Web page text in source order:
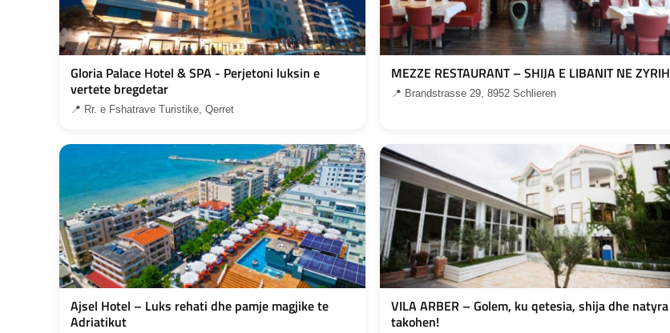
Gloria Palace Hotel & SPA - Perjetoni luksin e
vertete bregdetar
📍 Rr. e Fshatrave Turistike, Qerret
MEZZE RESTAURANT – SHIJA E LIBANIT NE ZYRIH
📍 Brandstrasse 29, 8952 Schlieren
Ajsel Hotel – Luks rehati dhe pamje magjike te
Adriatikut
VILA ARBER – Golem, ku qetesia, shija dhe natyra
takohen!